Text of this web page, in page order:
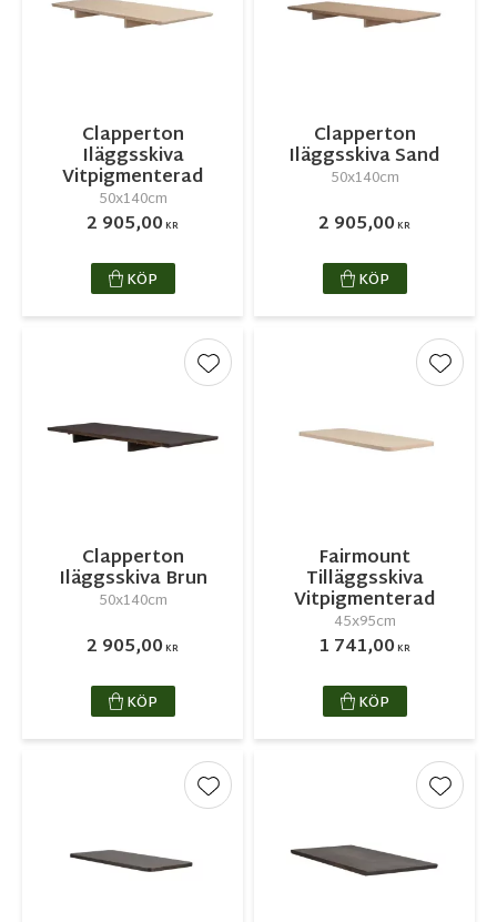
Clapperton
Iläggsskiva
Vitpigmenterad
50x140cm
2 905,00KR
KÖP
Clapperton
Iläggsskiva Sand
50x140cm
2 905,00KR
KÖP
Clapperton
Iläggsskiva Brun
50x140cm
2 905,00KR
Lägg till i favoriter
KÖP
Fairmount
Tilläggsskiva
Vitpigmenterad
45x95cm
1 741,00KR
Lägg
KÖP
Lägg till i favoriter Lägg